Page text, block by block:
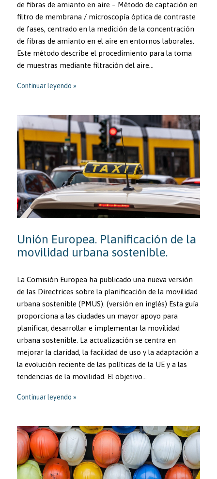
de fibras de amianto en aire – Método de captación en
filtro de membrana / microscopía óptica de contraste
de fases, centrado en la medición de la concentración
de fibras de amianto en el aire en entornos laborales.
Este método describe el procedimiento para la toma
de muestras mediante filtración del aire…
Continuar leyendo
Unión Europea. Planificación de la
movilidad urbana sostenible.
La Comisión Europea ha publicado una nueva versión
de las Directrices sobre la planificación de la movilidad
urbana sostenible (PMUS). (versión en inglés) Esta guía
proporciona a las ciudades un mayor apoyo para
planificar, desarrollar e implementar la movilidad
urbana sostenible. La actualización se centra en
mejorar la claridad, la facilidad de uso y la adaptación a
la evolución reciente de las políticas de la UE y a las
tendencias de la movilidad. El objetivo…
Continuar leyendo